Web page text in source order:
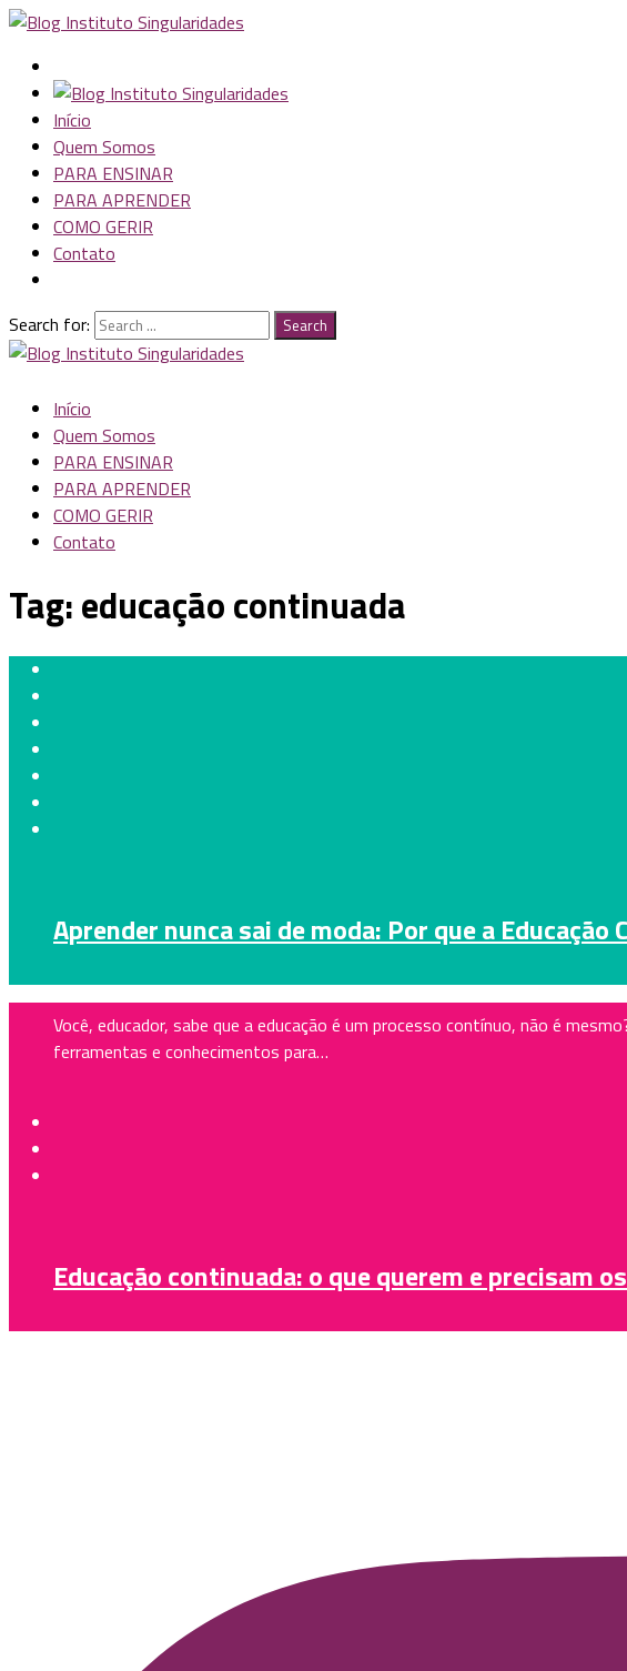
Início
Quem Somos
PARA ENSINAR
PARA APRENDER
COMO GERIR
Contato
Search for: Search
Início
Quem Somos
PARA ENSINAR
PARA APRENDER
COMO GERIR
Contato
Tag:educação continuada
Aprender nunca sai de moda: Por que a
Você, educador, sabe que a educação é um processo contínuo, não é
ferramentas e conhecimentos para…
Educação continuada: o que querem e precisam